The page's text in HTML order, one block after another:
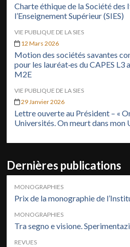
Charte éthique de la Société des
l’Enseignement Supérieur (SIES)
VIE PUBLIQUE DE LA SIES
12 Mars 2026
Motion des sociétés savantes
pour les lauréat·es du CAPES L3
M2E
VIE PUBLIQUE DE LA SIES
29 Janvier 2026
Lettre ouverte au Président – «
Universités. On meurt dans mon
Dernières publications
MONOGRAPHIES
Prix de la monographie de
MONOGRAPHIES
Tra segno e visione.
REVUES